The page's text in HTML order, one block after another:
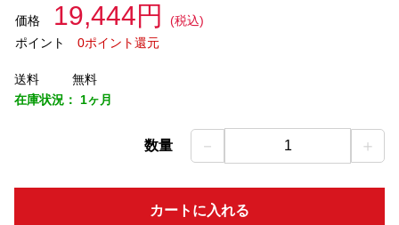
価格 19,444円
(税込)
ポイント
0ポイント還元
送料
無料
在庫状況： 1ヶ月
数量 － 1 ＋
カートに入れる